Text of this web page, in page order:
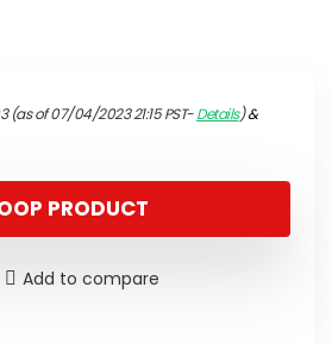
(as of 07/04/2023 21:15 PST-Details)&
PRODUCT
Add to compare